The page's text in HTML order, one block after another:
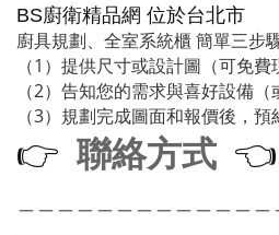
BS廚衛精品網 位於台北市
廚具規劃、全室系統櫃 簡單三步
（1）提供尺寸或設計圖（可免費
（2）告知您的需求與喜好設備（
（3）規劃完成圖面和報價後，
👉 聯絡方式 👈